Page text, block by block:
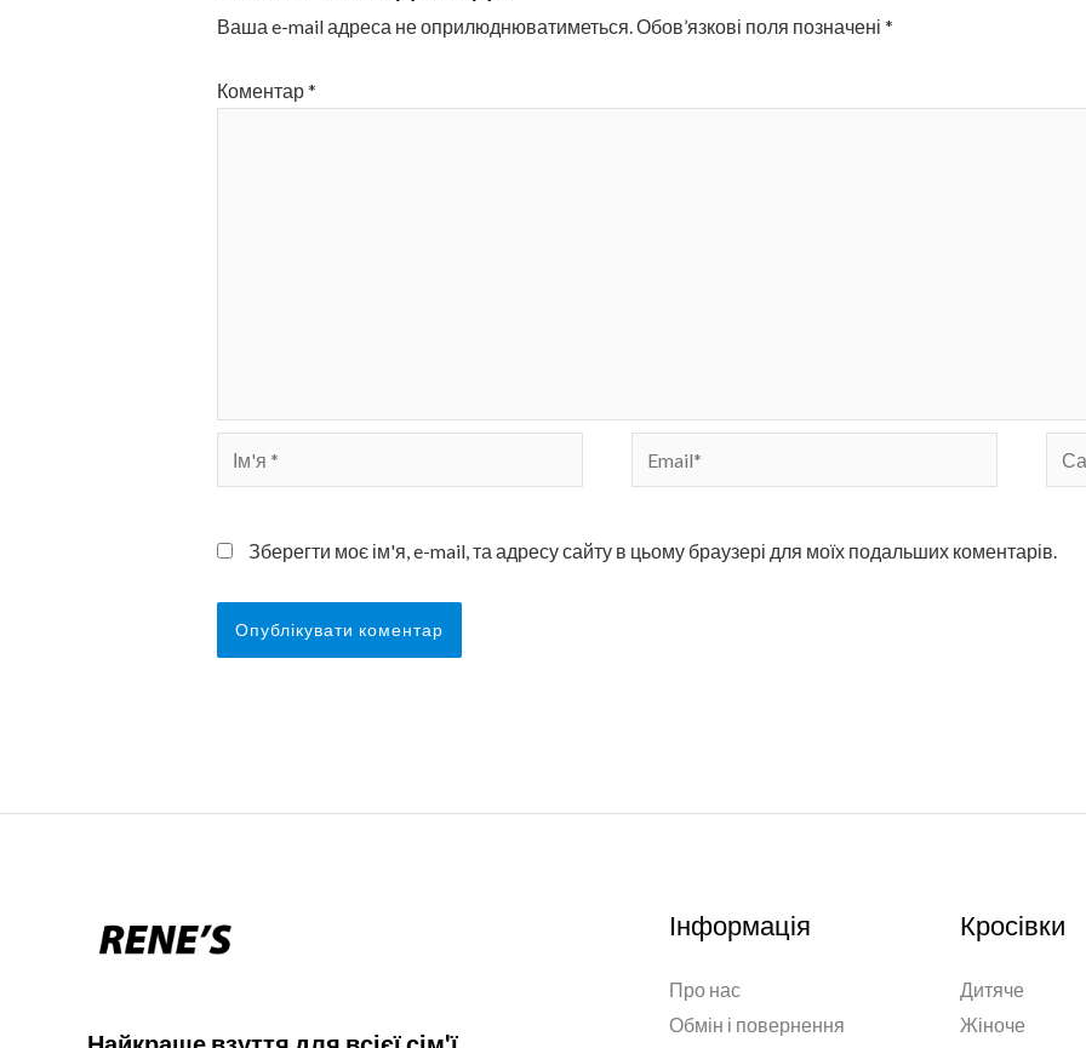
Ваша e-mail адреса не оприлюднюватиметься. Обов’язкові поля позначені *
Коментар*
Ім'я
*
Зберегти моє ім'я, e-mail, та адресу сайту в цьому браузері для моїх подальших коментарів.
Інформація
Про нас
Обмін і повернення
Кросівки
Дитяче
Жіноче